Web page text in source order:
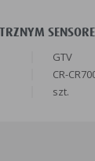
GTV
CR-
szt.